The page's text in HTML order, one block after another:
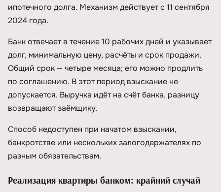
ипотечного долга. Механизм действует с 11 сентября
2024 года.
Банк отвечает в течение 10 рабочих дней и указывает
долг, минимальную цену, расчёты и срок продажи.
Общий срок — четыре месяца; его можно продлить
по соглашению. В этот период взыскание не
допускается. Выручка идёт на счёт банка, разницу
возвращают заёмщику.
Способ недоступен при начатом взыскании,
банкротстве или нескольких залогодержателях по
разным обязательствам.
Реализация квартиры банком: крайний случай